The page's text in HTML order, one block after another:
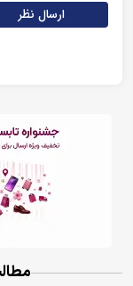
ارسال نظر